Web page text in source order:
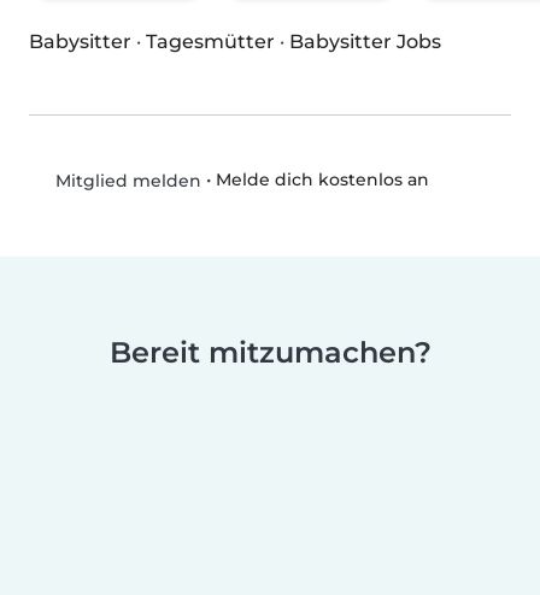
Babysitter · Tagesmütter · Babysitter Jobs
Mitglied melden • Melde dich kostenlos an
Bereit mitzumachen?